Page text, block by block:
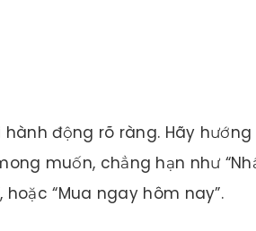
động rõ ràng. Hãy hướng
muốn, chẳng hạn như
“Mua ngay hôm nay”.